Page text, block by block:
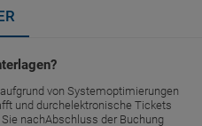
von Systemoptimierungen
und durchelektronische Tickets
nachAbschluss der Buchung